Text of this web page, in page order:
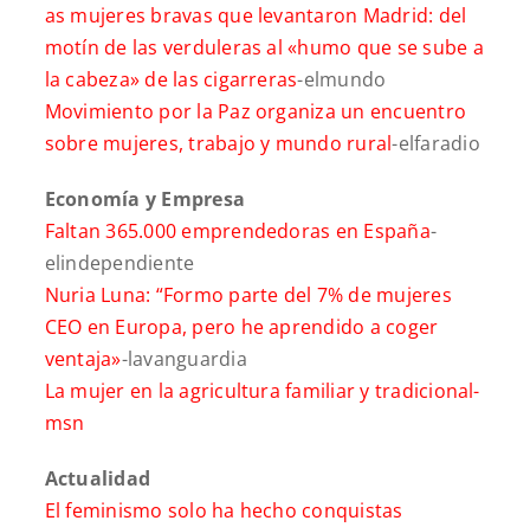
as mujeres bravas que levantaron Madrid: del
motín de las verduleras al «humo que se sube a
la cabeza» de las cigarreras-elmundo
Movimiento por la Paz organiza un encuentro
sobre mujeres, trabajo y mundo rural-elfaradio
Economía y Empresa
Faltan 365.000 emprendedoras en España-
elindependiente
Nuria Luna: “Formo parte del 7% de mujeres
CEO en Europa, pero he aprendido a coger
ventaja»-lavanguardia
La mujer en la agricultura familiar y tradicional-
msn
Actualidad
El feminismo solo ha hecho conquistas